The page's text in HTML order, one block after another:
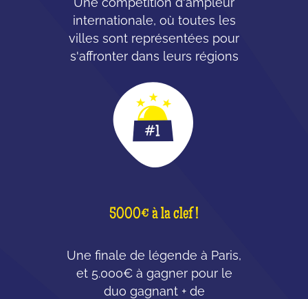
internationale, où toutes les
villes sont représentées pour
s'affronter dans leurs régions
5000€ à la clef !
Une finale de légende à Paris,
et 5.000€ à gagner pour le
duo gagnant + de